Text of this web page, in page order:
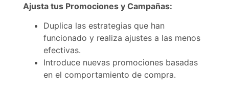
Ajusta tus Promociones y Campañas:
Duplica las estrategias que han
funcionado y realiza ajustes a las menos
efectivas.
Introduce nuevas promociones basadas
en el comportamiento de compra.